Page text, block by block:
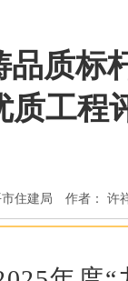
品质
质工程
市住建局 作者： 许